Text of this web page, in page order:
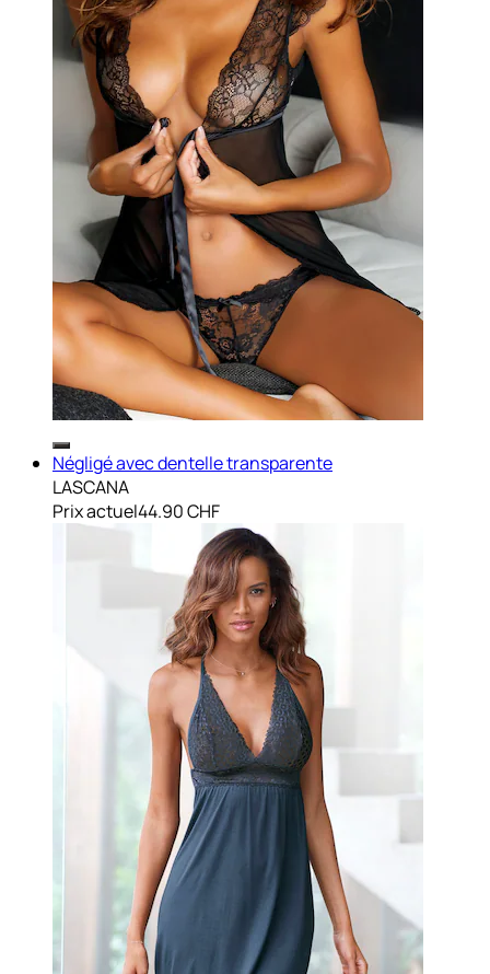
Négligé avec dentelle transparente
LASCANA
Prix actuel44.90 CHF